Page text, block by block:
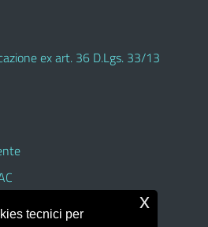
ex art. 36 D.Lgs. 33/13
tecnici per
x